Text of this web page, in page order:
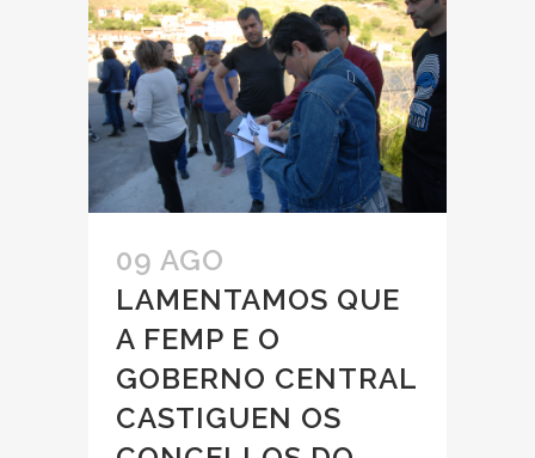
09 AGO
LAMENTAMOS QUE
A FEMP E O
GOBERNO CENTRAL
CASTIGUEN OS